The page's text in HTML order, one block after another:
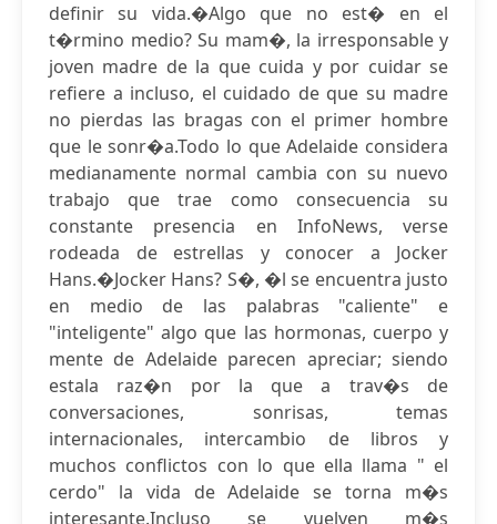
definir su vida.�Algo que no est� en el
t�rmino medio? Su mam�, la irresponsable y
joven madre de la que cuida y por cuidar se
refiere a incluso, el cuidado de que su madre
no pierdas las bragas con el primer hombre
que le sonr�a.Todo lo que Adelaide considera
medianamente normal cambia con su nuevo
trabajo que trae como consecuencia su
constante presencia en InfoNews, verse
rodeada de estrellas y conocer a Jocker
Hans.�Jocker Hans? S�, �l se encuentra justo
en medio de las palabras "caliente" e
"inteligente" algo que las hormonas, cuerpo y
mente de Adelaide parecen apreciar; siendo
estala raz�n por la que a trav�s de
conversaciones, sonrisas, temas
internacionales, intercambio de libros y
muchos conflictos con lo que ella llama " el
cerdo" la vida de Adelaide se torna m�s
interesante.Incluso se vuelven m�s